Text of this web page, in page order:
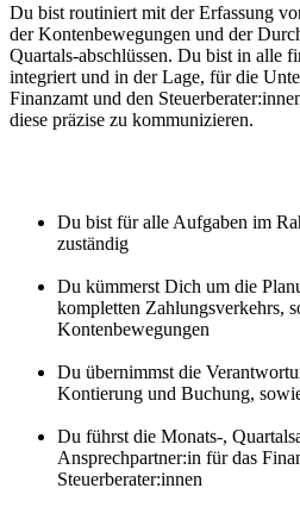
Du bist routiniert mit der Erfassung
der Kontenbewegungen und der
Quartals-abschlüssen. Du bist in alle
integriert und in der Lage, für die
Finanzamt und den
diese präzise zu kommunizieren.
Du bist für alle Aufgaben im
zuständig
Du kümmerst Dich um die
kompletten Zahlungsverkehrs,
Kontenbewegungen
Du übernimmst die
Kontierung und Buchung,
Du führst die Monats-,
Ansprechpartner:in für das
Steuerberater:innen